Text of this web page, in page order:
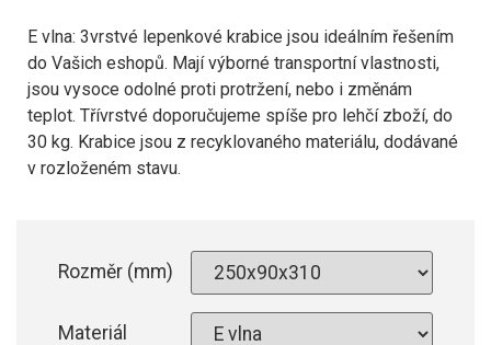
E vlna: 3vrstvé lepenkové krabice jsou ideálním řešením
do Vašich eshopů. Mají výborné transportní vlastnosti,
jsou vysoce odolné proti protržení, nebo i změnám
teplot. Třívrstvé doporučujeme spíše pro lehčí zboží, do
30 kg. Krabice jsou z recyklovaného materiálu, dodávané
v rozloženém stavu.
Rozměr (mm)
Materiál